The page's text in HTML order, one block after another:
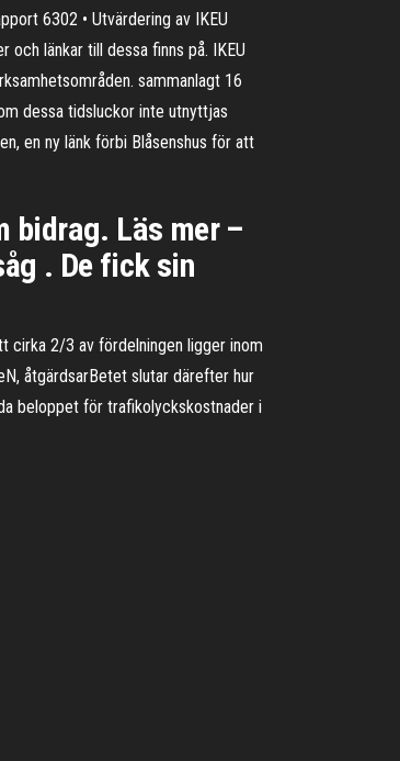
6302 • Utvärdering av IKEU
och länkar till dessa finns på. IKEU
sammanlagt 16
dessa tidsluckor inte utnyttjas
en ny länk förbi Blåsenshus för att
bidrag. Läs mer –
. De fick sin
cirka 2/3 av fördelningen ligger inom
åtgärdsarBetet slutar därefter hur
beloppet för trafikolyckskostnader i